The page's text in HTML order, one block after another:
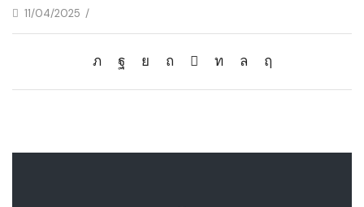
11/04/2025 /